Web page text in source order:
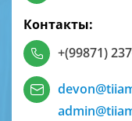
Контакты:
+(99871)